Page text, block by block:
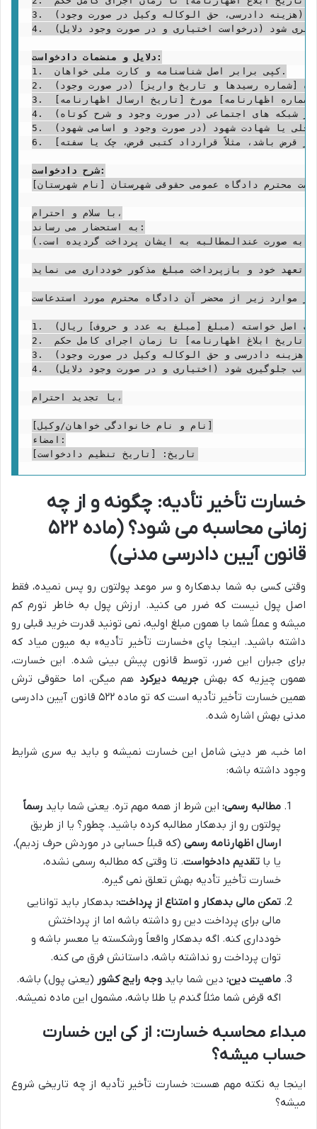
3.  مطالبه کلیه خسارات دادرسی شامل (هزینه دادرسی، حق الوکاله وکیل در صورت وجود).
4.  (درخواست اختیاری و در صورت وجود دلایل) بدواً صدور قرار تأمین خواسته از اموال خوانده به استناد بند د ماده ۱۰۸ قانون آیین دادرسی مدنی [با ایداع خسارت احتمالی/بدون ایداع خسارت احتمالی] تا از تضییع حقوق اینجانب جلوگیری شود.
دلایل و منضمات دادخواست:
1.  کپی برابر اصل شناسنامه و کارت ملی خواهان.
2.  کپی برابر اصل رسید(های) واریز وجه بانکی شماره [شماره رسیدها و تاریخ واریز] (در صورت وجود).
3.  کپی برابر اصل اظهارنامه شماره [شماره اظهارنامه] مورخ [تاریخ ارسال اظهارنامه].
4.  اسکرین شات پیامک ها / ایمیل ها / مکالمات در شبکه های اجتماعی (در صورت وجود و شرح کوتاه).
5.  استشهادیه محلی یا شهادت شهود (در صورت وجود و اسامی شهود).
6.  [هر مدرک دیگری که دال بر قرض باشد، مثلاً قرارداد کتبی قرض، چک یا سفته].
شرح دادخواست:
محترم دادگاه عمومی حقوقی شهرستان [نام شهرستان]
با سلام و احترام،
به استحضار می رساند:
صورت عندالمطالبه به ایشان پرداخت گردیده است.)
خود و بازپرداخت مبلغ مذکور خودداری می نماید.
آیین دادرسی مدنی و ماده ۶۴۸ قانون مدنی، تقاضای صدور حکم بر موارد زیر از محضر آن دادگاه محترم مورد استدعاست:
1.  محکومیت خوانده به پرداخت اصل خواسته (مبلغ [مبلغ به عدد و حروف] ریال).
2.  محکومیت خوانده به پرداخت خسارت تأخیر تأدیه از تاریخ [تاریخ مطالبه رسمی، معمولاً تاریخ ابلاغ اظهارنامه] تا زمان اجرای کامل حکم.
3.  محکومیت خوانده به پرداخت کلیه خسارات دادرسی شامل (هزینه دادرسی و حق الوکاله وکیل در صورت وجود).
4.  (اختیاری و در صورت وجود دلایل) بدواً صدور قرار تأمین خواسته از اموال خوانده به استناد بند د ماده ۱۰۸ قانون آیین دادرسی مدنی [با ایداع خسارت احتمالی/بدون ایداع خسارت احتمالی] تا از تضییع حقوق اینجانب جلوگیری شود.
با تجدید احترام،
امضاء:
خسارت تأخیر تأدیه: چگونه و از چه
زمانی محاسبه می شود؟ (ماده ۵۲۲
قانون آیین دادرسی مدنی)
وقتی کسی به شما بدهکاره و سر موعد پولتون رو پس نمیده، فقط
اصل پول نیست که ضرر می کنید. ارزش پول به خاطر تورم کم
میشه و عملاً شما با همون مبلغ اولیه، نمی تونید قدرت خرید قبلی رو
داشته باشید. اینجا پای «خسارت تأخیر تأدیه» به میون میاد که
برای جبران این ضرر، توسط قانون پیش بینی شده. این خسارت،
همون چیزیه که بهشجریمه دیرکرد هم میگن، اما حقوقی ترش
همین خسارت تأخیر تأدیه است که تو ماده ۵۲۲ قانون آیین دادرسی
مدنی بهش اشاره شده.
اما خب، هر دینی شامل این خسارت نمیشه و باید یه سری شرایط
وجود داشته باشه:
مطالبه رسمی: این شرط از همه مهم تره. یعنی شما باید رسماً
پولتون رو از بدهکار مطالبه کرده باشید. چطور؟ یا از طریق
ارسال اظهارنامه رسمی (که قبلاً حسابی در موردش حرف زدیم)،
یا با تقدیم دادخواست. تا وقتی که مطالبه رسمی نشده،
خسارت تأخیر تأدیه بهش تعلق نمی گیره.
تمکن مالی بدهکار و امتناع از پرداخت: بدهکار باید توانایی
مالی برای پرداخت دین رو داشته باشه اما از پرداختش
خودداری کنه. اگه بدهکار واقعاً ورشکسته یا معسر باشه و
توان پرداخت رو نداشته باشه، داستانش فرق می کنه.
ماهیت دین: دین شما باید وجه رایج کشور (یعنی پول) باشه.
اگه قرض شما مثلاً گندم یا طلا باشه، مشمول این ماده نمیشه.
مبداء محاسبه خسارت: از کی این خسارت
حساب میشه؟
اینجا یه نکته مهم هست: خسارت تأخیر تأدیه از چه تاریخی شروع
میشه؟